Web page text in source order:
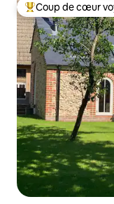
Coup de cœur
Coup de cœur